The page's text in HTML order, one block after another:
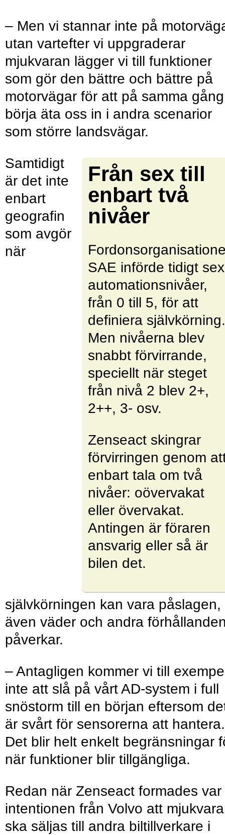
– Men vi stannar inte på
utan vartefter vi uppgraderar
mjukvaran lägger vi till funktioner
som gör den bättre och bättre på
motorvägar för att på samma gång
börja äta oss in i andra scenarior
som större landsvägar.
Från sex till
enbart två
nivåer
SAE införde tidigt sex
automationsnivåer,
från 0 till 5, för att
definiera självkörning.
Men nivåerna blev
snabbt förvirrande,
speciellt när steget
från nivå 2 blev 2+,
2++, 3- osv.
Zenseact skingrar
förvirringen genom
enbart tala om två
nivåer: oövervakat
eller övervakat.
Antingen är föraren
ansvarig eller så är
bilen det.
Samtidigt
är det inte
enbart
geografin
som avgör
när
självkörningen kan vara påslagen,
även väder och andra
påverkar.
– Antagligen kommer vi till
inte att slå på vårt AD-system i full
snöstorm till en början eftersom
är svårt för sensorerna att hantera.
Det blir helt enkelt begränsningar
när funktioner blir tillgängliga.
Redan när Zenseact formades var
intentionen från Volvo att
ska säljas till andra biltillverkare i